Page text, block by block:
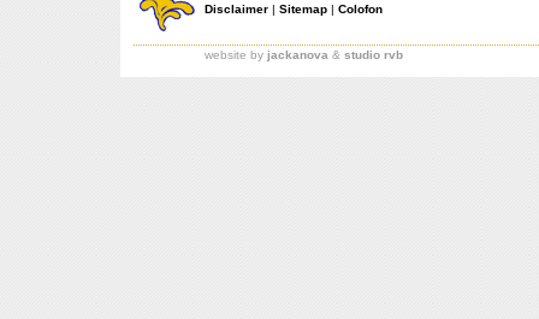
Disclaimer | Sitemap | Colofon
website by jackanova & studio rvb